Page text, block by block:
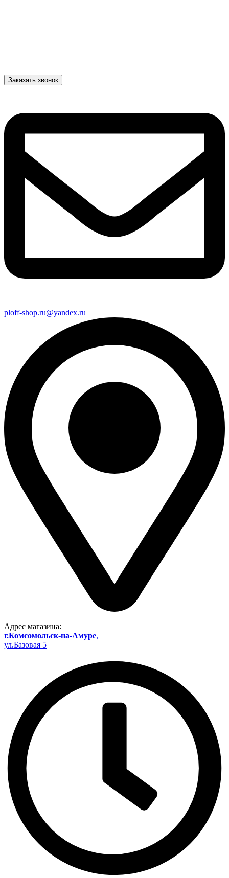
Заказать звонок
ploff-shop.ru@yandex.ru
Адрес магазина:
г.Комсомольск-на-Амуре,
ул.Базовая 5